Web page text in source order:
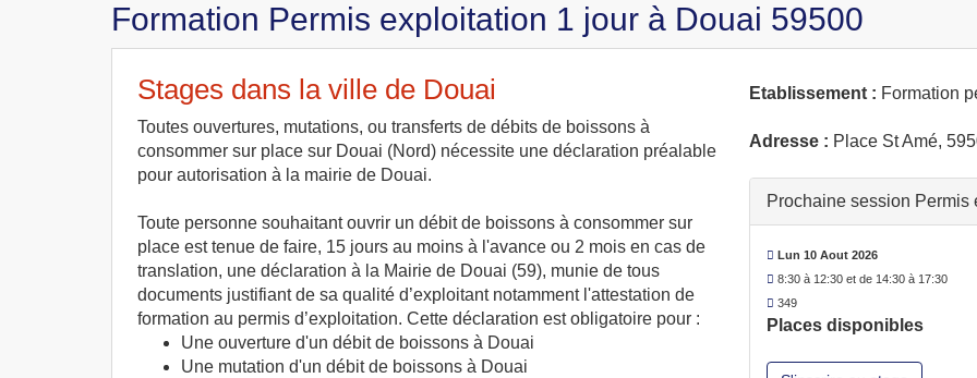
Formation Permis exploitation 1 jour à Douai 59500
Stages dans la ville de Douai
Toutes ouvertures, mutations, ou transferts de débits de boissons à
consommer sur place sur Douai (Nord) nécessite une déclaration préalable
pour autorisation à la mairie de Douai.
Toute personne souhaitant ouvrir un débit de boissons à consommer sur
place est tenue de faire, 15 jours au moins à l'avance ou 2 mois en cas de
translation, une déclaration à la Mairie de Douai (59), munie de tous
documents justifiant de sa qualité d’exploitant notamment l'attestation de
formation au permis d’exploitation. Cette déclaration est obligatoire pour :
Une ouverture d'un débit de boissons à Douai
Une mutation d'un débit de boissons à Douai
Etablissement : Formation
Adresse : Place St Amé,
Prochaine session
Lun 10 Aout 2026
8:30 à 12:30 et de 14:30 à 17:30
349
Places disponibles